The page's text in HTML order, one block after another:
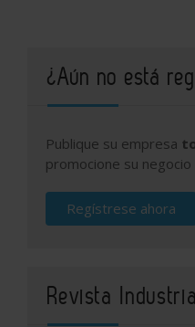
¿Aún no está
Publique su empresa
promocione su negocio
Regístrese ahora
Revista